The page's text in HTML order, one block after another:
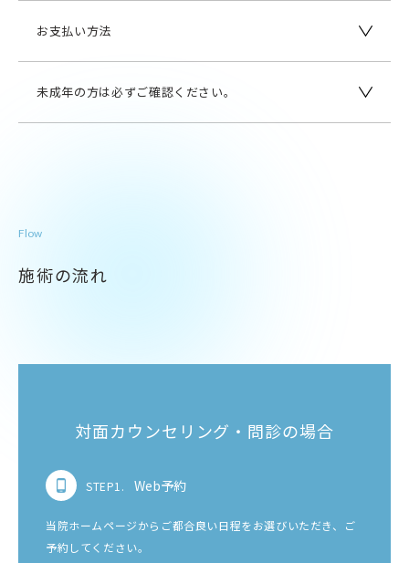
お支払い方法
未成年の方は必ずご確認ください。
Flow
施術の流れ
対面カウンセリング・問診の場合
STEP1. Web予約
当院ホームページからご都合良い日程をお選びいただき、ご
予約してください。